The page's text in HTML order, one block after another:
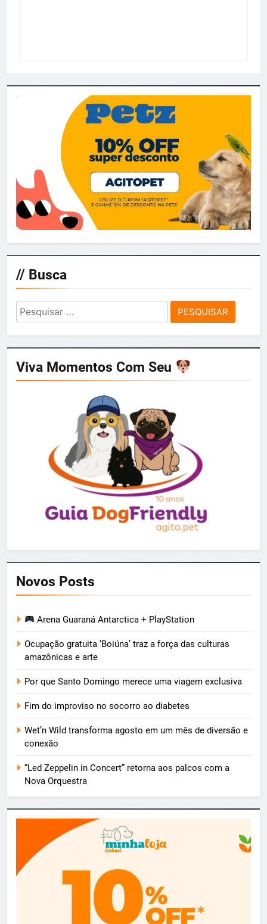
// Busca
Pesquisar
por:
Viva Momentos Com Seu
Novos Posts
Arena Guaraná Antarctica + PlayStation
Ocupação gratuita ‘Boiúna’ traz a força das culturas
amazônicas e arte
Por que Santo Domingo merece uma viagem exclusiva
Fim do improviso no socorro ao diabetes
Wet’n Wild transforma agosto em um mês de diversão e
conexão
“Led Zeppelin in Concert” retorna aos palcos com a
Nova Orquestra